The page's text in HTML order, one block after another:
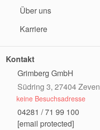
Über uns
Karriere
Kontakt
Grimberg GmbH
Südring 3, 27404 Zeven
keine Besuchsadresse
04281 / 71 99 100
[email protected]